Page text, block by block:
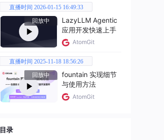
直播时间 2026-01-15 16:49:33
回放中
LazyLLM Agentic
应用开发快速上手
AtomGit
直播时间 2025-11-18 18:56:26
回放中
fountain 实现细节
与使用方法
AtomGit
目录